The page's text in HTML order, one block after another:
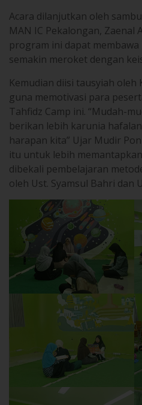
Acara dilanjutkan oleh
MAN IC Pekalongan, Zaenal
program ini dapat membawa
semakin meroket dengan
Kemudian diisi tausyiah oleh
guna memotivasi para
Tahfidz Camp ini. “Mudah-
berikan lebih karunia
harapan kita” Ujar Mudir
itu untuk lebih
dibekali pembelajaran
oleh Ust. Syamsul Bahri dan